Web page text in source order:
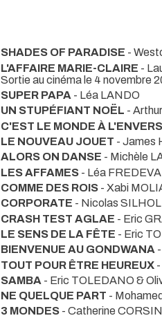
SHADES OF PARADISE -
L'AFFAIRE MARIE-CLAIRE -
Sortie au cinéma le 4 novembre
SUPER PAPA - Léa LANDO
UN STUPÉFIANT NOËL -
C'EST LE MONDE À L'ENVERS
LE NOUVEAU JOUET - James
ALORS ON DANSE - Michèle
LES AFFAMES - Léa
COMME DES ROIS - Xabi
CORPORATE - Nicolas SILHOL
CRASH TEST AGLAE - Eric
LE SENS DE LA FÊTE - Eric
BIENVENUE AU GONDWANA
TOUT POUR ÊTRE HEUREUX
SAMBA - Eric TOLEDANO &
NE QUELQUE PART -
3 MONDES - Catherine CORSINI